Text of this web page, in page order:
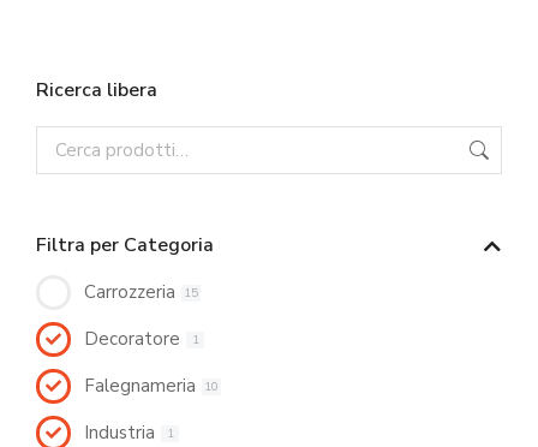
Ricerca libera
Filtra per Categoria
Carrozzeria 15
Decoratore 1
Falegnameria 10
Industria 1